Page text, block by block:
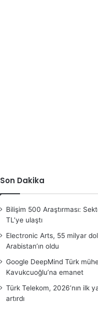
Son Dakika
Bilişim 500 Araştırması:
TL’ye ulaştı
Electronic Arts, 55 milyar
Arabistan’ın oldu
Google DeepMind Türk
Kavukcuoğlu’na emanet
Türk Telekom, 2026’nın ilk
artırdı